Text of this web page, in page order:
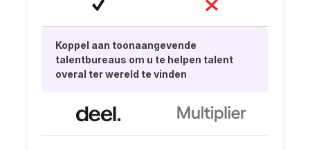
Koppel aan toonaangevende
talentbureaus om u te helpen talent
overal ter wereld te vinden